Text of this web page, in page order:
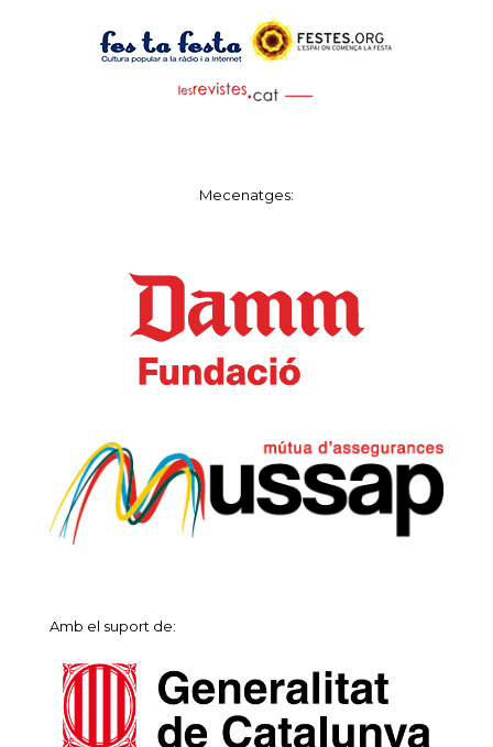
Mecenatges:
Amb el suport de: